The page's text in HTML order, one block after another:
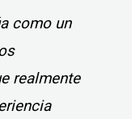
como un
realmente